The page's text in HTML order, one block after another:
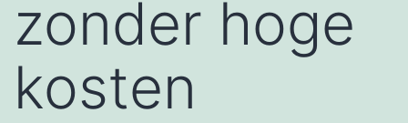
zonder hoge
kosten